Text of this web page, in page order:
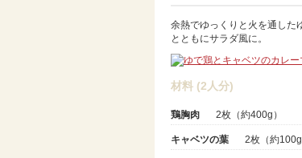
余熱でゆっくりと火を通し
とともにサラダ風に。
材料 (2人分)
鶏胸肉 2枚（約400g）
キャベツの葉 2枚（約100g